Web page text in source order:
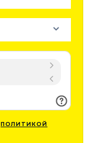
ПОЛИТИКОЙ